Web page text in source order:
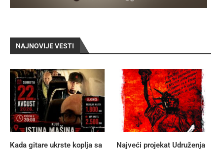
NAJNOVIJE VESTI
Kada gitare ukrste koplja sa
Najveći projekat Udruženja